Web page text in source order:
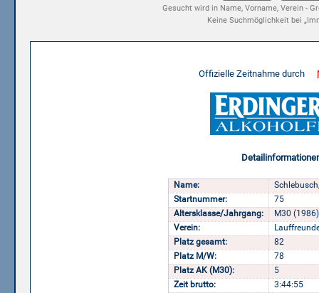
Gesucht wird in Name, Vorname, Verein -
Keine Suchmöglichkeit bei
Offizielle Zeitnahme durch
Name:
Startnummer:
75
Altersklasse/Jahrgang:
M30 (1986)
Verein:
Platz gesamt:
82
Platz M/W:
78
Platz AK (M30):
5
Zeit brutto:
3:44:55